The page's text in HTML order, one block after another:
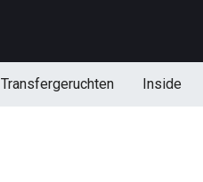
Transfergeruchten Inside